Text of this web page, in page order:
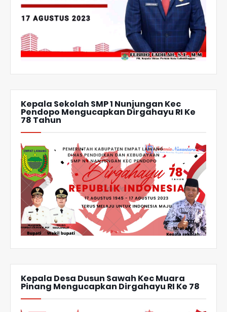
Kepala Sekolah SMP 1 Nunjungan Kec
Pendopo Mengucapkan Dirgahayu RI Ke
78 Tahun
Kepala Desa Dusun Sawah Kec Muara
Pinang Mengucapkan Dirgahayu RI Ke 78